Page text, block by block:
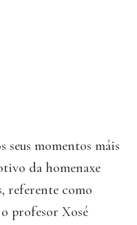
seus momentos máis
da homenaxe
referente como
profesor Xosé